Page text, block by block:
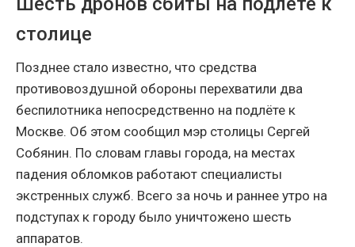
столице
Позднее стало известно, что средства
противовоздушной обороны перехватили два
беспилотника непосредственно на подлёте к
Москве. Об этом сообщил мэр столицы Сергей
Собянин. По словам главы города, на местах
падения обломков работают специалисты
экстренных служб. Всего за ночь и раннее утро на
подступах к городу было уничтожено шесть
аппаратов.